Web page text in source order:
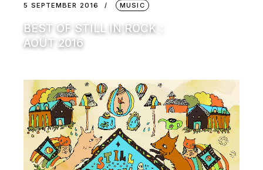
5 SEPTEMBER 2016 MUSIC
BEST OF STILL IN ROCK :
AOÛT 2016